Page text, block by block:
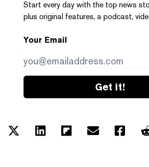
Start every day with the top news
plus original features, a podcast,
Your Email
Get it!